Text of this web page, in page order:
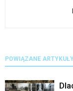
POWIĄZANE